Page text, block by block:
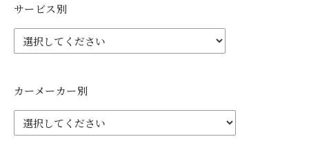
サービス別
カーメーカー別